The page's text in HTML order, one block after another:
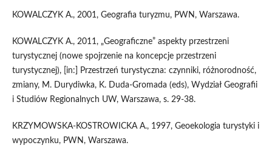
KOWALCZYK A., 2001, Geografia turyzmu, PWN, Warszawa.
KOWALCZYK A., 2011, „Geograficzne” aspekty przestrzeni
turystycznej (nowe spojrzenie na koncepcje przestrzeni
turystycznej), [in:] Przestrzeń turystyczna: czynniki, różnorodność,
zmiany, M. Durydiwka, K. Duda-Gromada (eds), Wydział Geografii
i Studiów Regionalnych UW, Warszawa, s. 29-38.
KRZYMOWSKA-KOSTROWICKA A., 1997, Geoekologia turystyki i
wypoczynku, PWN, Warszawa.